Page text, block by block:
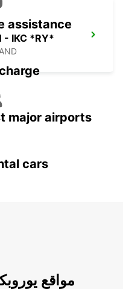
- IKC *RY*
assistance
major airports
cars
مواقع